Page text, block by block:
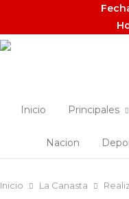
Inicio Principales
Nacion
Inicio La Canasta